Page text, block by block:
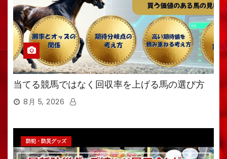
当てる競馬ではなく回収率を上げる馬の選び方
8月 5, 2026
防犯・防災グッズ